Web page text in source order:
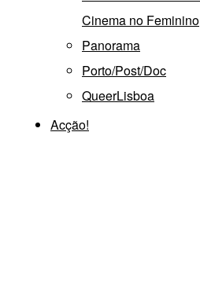
Cinema no Feminino
Panorama
Porto/Post/Doc
QueerLisboa
Acção!